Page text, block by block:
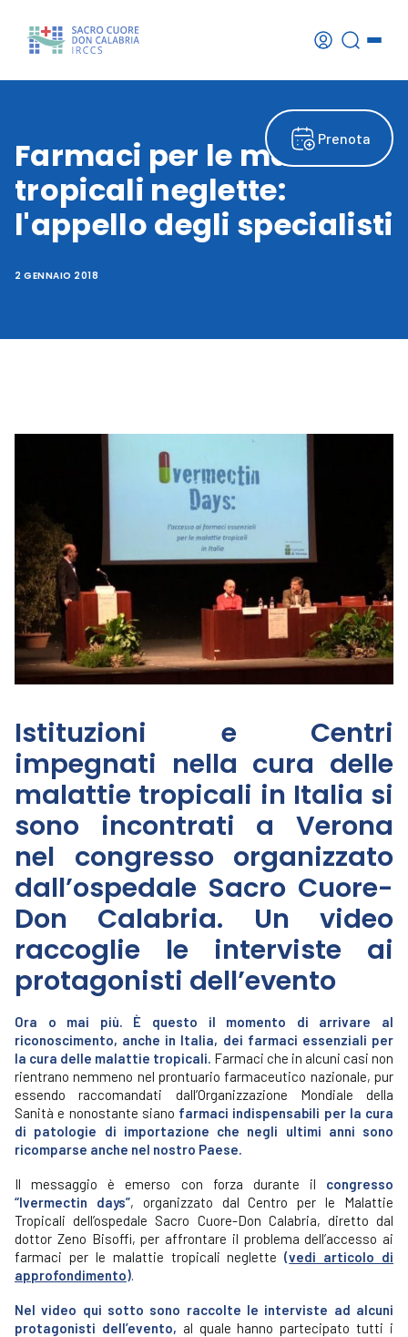
Prenota
Farmaci per le malattie
tropicali neglette:
l'appello degli specialisti
2 GENNAIO 2018
Istituzioni e Centri
impegnati nella cura delle
malattie tropicali in Italia si
sono incontrati a Verona
nel congresso organizzato
dall’ospedale Sacro Cuore-
Don Calabria. Un video
raccoglie le interviste ai
protagonisti dell’evento
Ora o mai più.
È questo il momento di arrivare al
riconoscimento, anche in Italia, dei farmaci essenziali per
la cura delle malattie tropicali. Farmaci che in alcuni casi non
rientrano nemmeno nel prontuario farmaceutico nazionale, pur
essendo raccomandati dall’Organizzazione Mondiale della
Sanità e nonostante siano farmaci indispensabili per la cura
di patologie di importazione che negli ultimi anni sono
ricomparse anche nel nostro Paese.
Il messaggio è emerso con forza durante il congresso
“Ivermectin days”, organizzato dal Centro per le Malattie
Tropicali dell’ospedale Sacro Cuore-Don Calabria, diretto dal
dottor Zeno Bisoffi, per affrontare il problema dell’accesso ai
farmaci per le malattie tropicali neglette(vedi articolo di
approfondimento).
Nel video qui sotto sono raccolte le interviste ad alcuni
protagonisti dell’evento, al quale hanno partecipato tutti i